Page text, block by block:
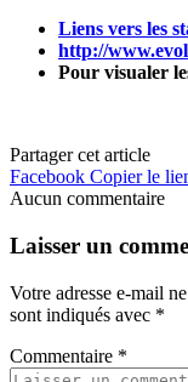
Liens vers les
http://
Pour visualer
Partager cet article
Facebook Copier le
Aucun commentaire
Laisser un
Votre adresse e-mail
sont indiqués avec *
Commentaire *